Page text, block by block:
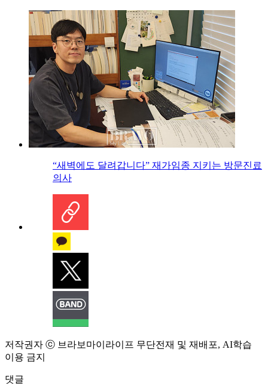
“새벽에도 달려갑니다” 재가임종 지키는 방문진료
의사
저작권자 ⓒ 브라보마이라이프 무단전재 및 재배포, AI학습
이용 금지
댓글